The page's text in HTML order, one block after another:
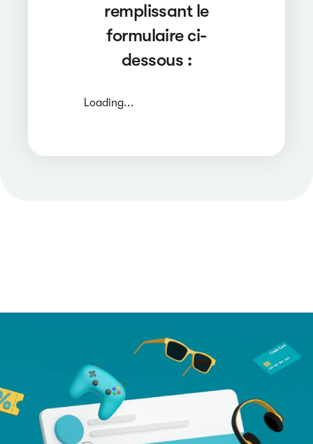
remplissant le
formulaire ci-
dessous :
Loading...